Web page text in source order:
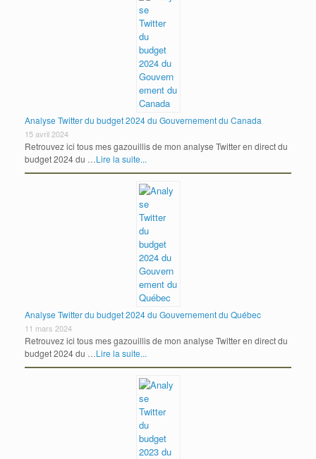
Analyse Twitter du budget 2024 du Gouvernement du Canada
15 avril 2024
Retrouvez ici tous mes gazouillis de mon analyse Twitter en direct du
budget 2024 du …Lire la suite...
Analyse Twitter du budget 2024 du Gouvernement du Québec
11 mars 2024
Retrouvez ici tous mes gazouillis de mon analyse Twitter en direct du
budget 2024 du …Lire la suite...